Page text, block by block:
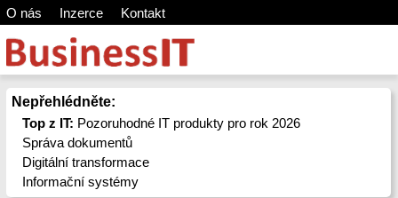
O nás Inzerce Kontakt
Nepřehlédněte:
Top z IT: Pozoruhodné IT produkty pro rok 2026
Správa dokumentů
Digitální transformace
Informační systémy